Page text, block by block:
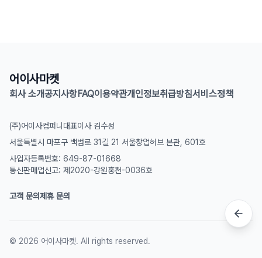
어이사마켓
회사 소개공지사항FAQ이용약관개인정보취급방침서비스정책
(주)어이사컴퍼니 대표이사 김수성
서울특별시 마포구 백범로 31길 21 서울창업허브 본관, 601호
사업자등록번호: 649-87-01668
통신판매업신고: 제2020-강원홍천-0036호
고객 문의제휴 문의
© 2026 어이사마켓. All rights reserved.